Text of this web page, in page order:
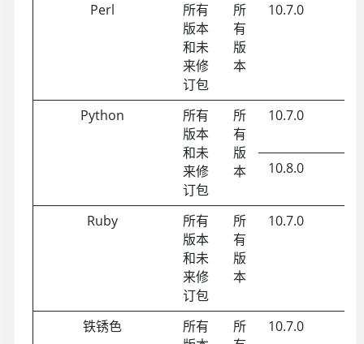
Perl
所有
版本
和未
来修
订包
所
有
版
本
10.7.0
Python
所有
版本
和未
来修
订包
所
有
版
本
10.7.0
10.8.0
Ruby
所有
版本
和未
来修
订包
所
有
版
本
10.7.0
铁锈色
所有
所
10.7.0